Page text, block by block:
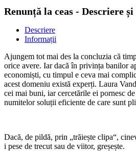
Renunță la ceas - Descriere
Descriere
Informații
Ajungem tot mai des la concluzia că
orice avere. Iar dacă în privința banilor
economiști, cu timpul e ceva mai
acest domeniu există experți. Laura
cei mai buni, iar cercetările ei pornesc de
numitelor soluții eficiente de care sunt
Dacă, de pildă, prin „trăiește clipa“,
i pese de trecut sau de viitor, greșește.